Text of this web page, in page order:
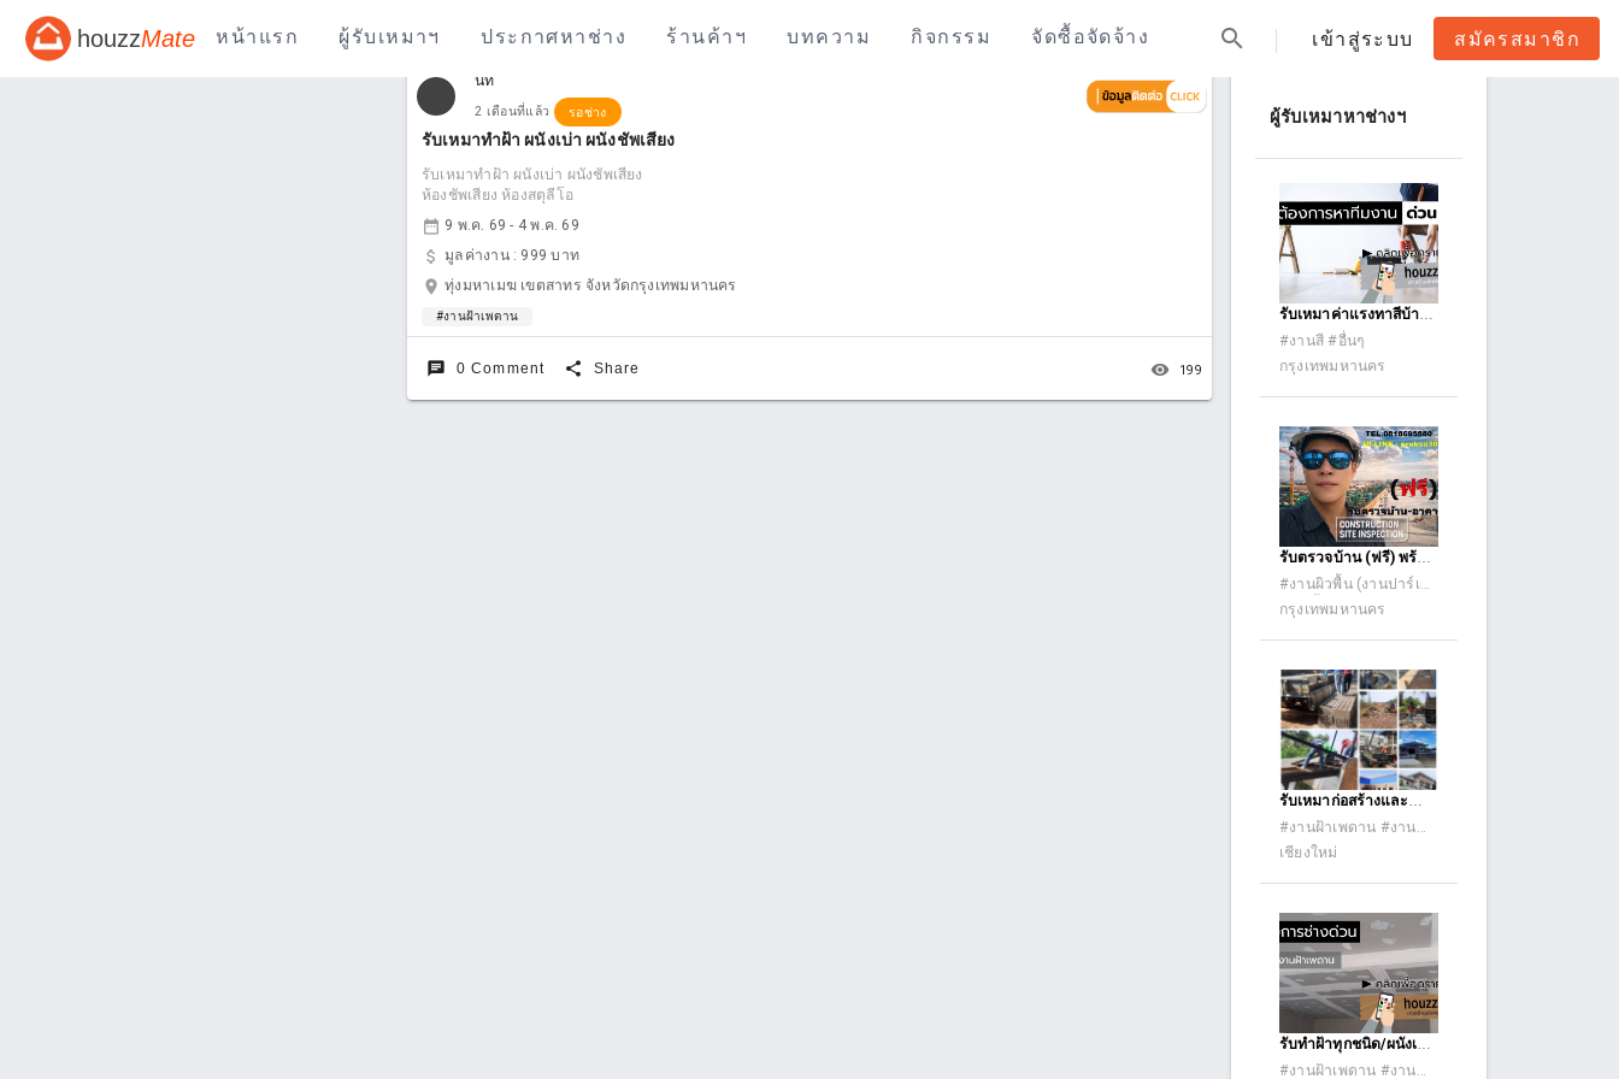
houzzMate หน้าแรก ผู้รับเหมาฯ ประกาศหาช่าง ร้านค้าฯ บทความ กิจกรรม จัดซื้อจัดจ้าง search เข้าสู่ระบบ สมัครสมาชิก
นัท
2 เดือนที่แล้ว รอช่าง
รับเหมาทำฝ้า ผนังเบ่า ผนังชัพเสียง
รับเหมาทำฝ้า ผนังเบ่า ผนังชัพเสียง
ห้องชัพเสียง ห้องสตุลีโอ
date_range 9 พ.ค. 69 - 4 พ.ค. 69
attach_money มูลค่างาน : 999 บาท
location_on ทุ่งมหาเมฆ เขตสาทร จังหวัดกรุงเทพมหานคร
#งานฝ้าเพดาน
chat 0 Comment share Share remove_red_eye 199
ผู้รับเหมาหาช่างฯ
รับเหมาค่าแรงทาสีบ้าน
ตึกอาคารภัยนอกภัยใน
#งานสี #อื่นๆ
กรุงเทพมหานคร
รับตรวจบ้าน (ฟรี) พร้อม
รายงาน report เอกสาร
การตรวจ ครบ โดย
5580 ID-LINE :
pruksa3000 = ฟรี
สำหรับบ้าน อาคารเก่า =
- บ้าน อาคาร เก่า
ต้องการ รีโนเวท - บ้าน
อาคาร เก่า ทรุด แตกร้าว
ต้องการ ซ่อมแซม - บ้าน
อาคาร เก่าต้องการ ต่อ
เติมตบแต่ง ปรับปรุง -
สภาพ - บ้าน อาคาร เก่า
ต้องการ ที่ต้องการ รู้งบ
ประมาณ ซ่อมแซม ก่อน
การซื้อ-ขาย = ฟรี
สำหรับบ้าน อาคารใหม่
= - บ้าน อาคาร ใหม่
ต้องการ ต่อเติมตบแต่ง
#งานผิวพื้น (งานปาร์เก้
กระเบื้องยาง ลามิเนต
ผิวผนัง (กรุไม้ ผนังหิน
กาบ) #งานปูกระเบื้อง
#งานฝายและเขื่อน
กรุงเทพมหานคร
รับเหมาก่อสร้างและ
ทำความสะอาด ต่อเติม
ครบวงจร
#งานฝ้าเพดาน #งานมุง
หลังคา #งานไม้ (บ้านไม้
ระแนงไม้) #งานสวน
และตกแต่ง #งาน
ทำความสะอาด #งาน
ซ่อมทั่วไป
เชียงใหม่
รับทำฝ้าทุกชนิด/ผนังเบา
งานกลางวัน/กลางคืน
#งานฝ้าเพดาน #งานสี